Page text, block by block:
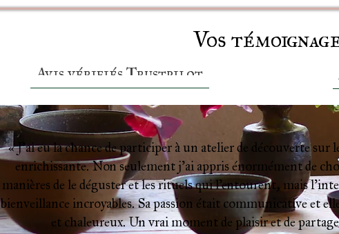
Vos
Avis vérifiés Trustpilot
« J’ai eu la chance de participer à un atelier de découverte
enrichissante. Non seulement j’ai appris énormément de
manières de le déguster et les rituels qui l’entourent, mais
bienveillance incroyables. Sa passion était communicative et
et chaleureux. Un vrai moment de plaisir et de